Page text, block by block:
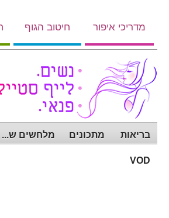
מדריכי איפור חיטוב הגוף
בריאות מתכונים מלחשים ש...
VOD